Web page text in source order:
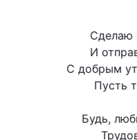
Сделаю
И
С добрым
Пусть
Будь,